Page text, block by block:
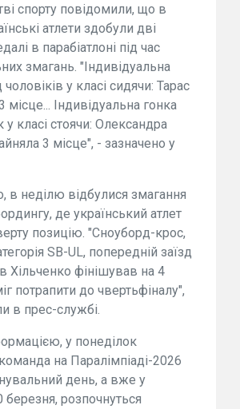
спорту повідомили, що в
атлети здобули дві
в парабіатлоні під час
змагань. "Індивідуальна
у класі сидячи: Тарас
місце... Індивідуальна гонка
у класі стоячи: Олександра
3 місце", - зазначено у
в неділю відбулися змагання
де український атлет
позицію. "Сноуборд-крос,
SB-UL, попередній заїзд
Хільченко фінішував на 4
потрапити до чвертьфіналу",
в прес-службі.
у понеділок
на Паралімпіаді-2026
день, а вже у
березня, розпочнуться